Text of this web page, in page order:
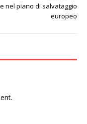
nel piano di salvataggio
europeo